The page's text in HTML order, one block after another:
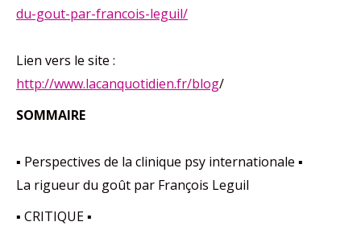
du-gout-par-francois-leguil/
Lien vers le site :
http://www.lacanquotidien.fr/blog/
SOMMAIRE
▪ Perspectives de la clinique psy internationale ▪
La rigueur du goût par François Leguil
▪ CRITIQUE ▪